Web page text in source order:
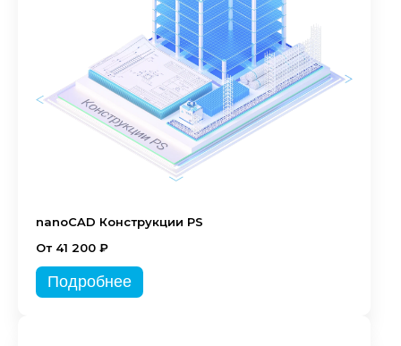
nanoCAD Конструкции PS
От 41 200 ₽
Подробнее